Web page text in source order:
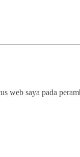
web saya pada